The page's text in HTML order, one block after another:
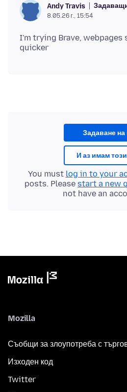
Andy Travis
8.05.26 г., 15:54
I'm trying Brave, webpages
Задаване
И аз имам
You must log in to your
posts. Please start a new
not have an
Mozilla
Съобщи за злоупотреба с
Изходен код
Twitter